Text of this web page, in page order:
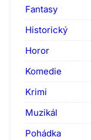
Fantasy
Historický
Horor
Komedie
Krimi
Muzikál
Pohádka